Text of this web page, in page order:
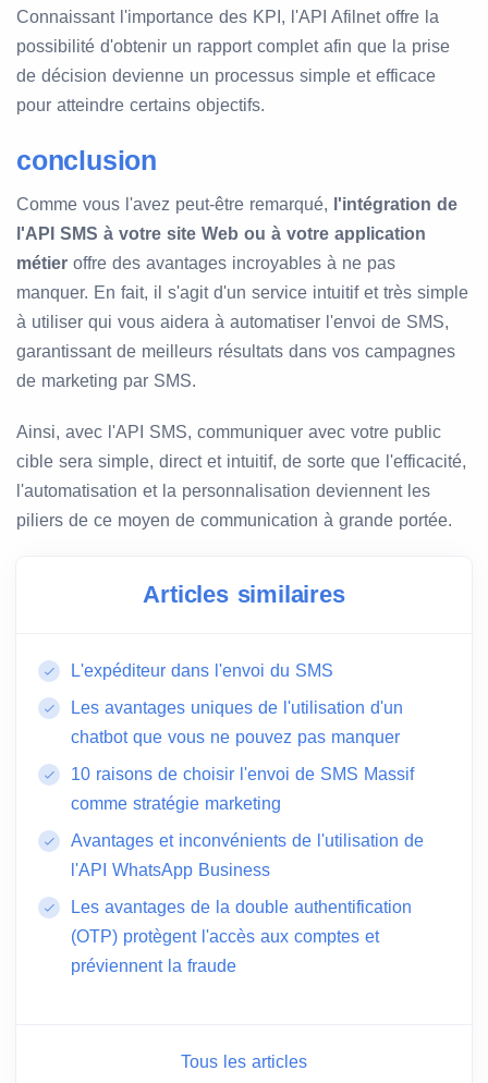
Connaissant l'importance des KPI, l'API Afilnet offre la
possibilité d'obtenir un rapport complet afin que la prise
de décision devienne un processus simple et efficace
pour atteindre certains objectifs.
conclusion
Comme vous l'avez peut-être remarqué,
l'intégration de
l'API SMS à votre site Web ou à votre application
métier offre des avantages incroyables à ne pas
manquer. En fait, il s'agit d'un service intuitif et très simple
à utiliser qui vous aidera à automatiser l'envoi de SMS,
garantissant de meilleurs résultats dans vos campagnes
de marketing par SMS.
Ainsi, avec l'API SMS, communiquer avec votre public
cible sera simple, direct et intuitif, de sorte que l'efficacité,
l'automatisation et la personnalisation deviennent les
piliers de ce moyen de communication à grande portée.
Articles similaires
L'expéditeur dans l'envoi du SMS
Les avantages uniques de l'utilisation d'un
chatbot que vous ne pouvez pas manquer
10 raisons de choisir l'envoi de SMS Massif
comme stratégie marketing
Avantages et inconvénients de l'utilisation de
l'API WhatsApp Business
Les avantages de la double authentification
(OTP) protègent l'accès aux comptes et
préviennent la fraude
Tous les articles